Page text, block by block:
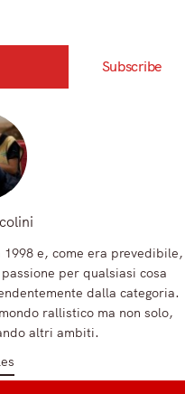
Subscribe
e, come era prevedibile,
per qualsiasi cosa
dalla categoria.
rallistico ma non solo,
altri ambiti.